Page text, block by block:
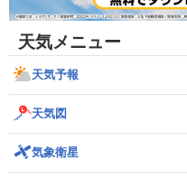
天気メニュー
天気予報
天気図
気象衛星